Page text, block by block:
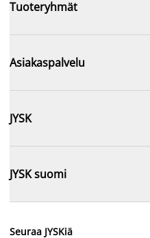
Tuoteryhmät
Asiakaspalvelu
JYSK
JYSK suomi
Seuraa JYSKiä